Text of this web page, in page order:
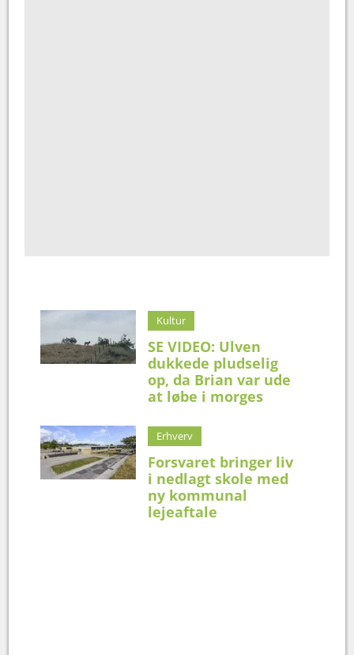
Kultur
SE VIDEO: Ulven
dukkede pludselig
op, da Brian var ude
at løbe i morges
Erhverv
Forsvaret bringer liv
i nedlagt skole med
ny kommunal
lejeaftale